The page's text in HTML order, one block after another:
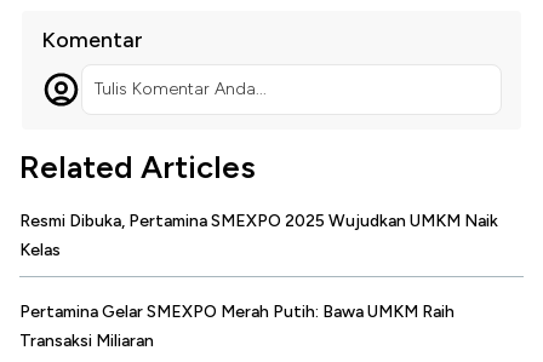
Komentar
Tulis Komentar Anda...
Related Articles
Resmi Dibuka, Pertamina SMEXPO 2025 Wujudkan UMKM Naik
Kelas
Pertamina Gelar SMEXPO Merah Putih: Bawa UMKM Raih
Transaksi Miliaran